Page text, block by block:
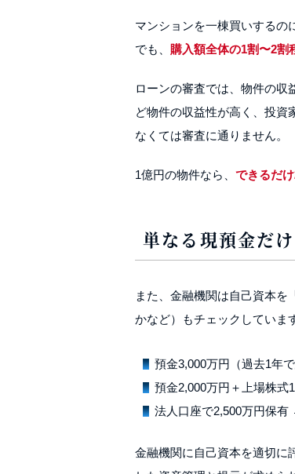
マンションを一棟買いするの
でも、
購入額全体の1割〜2割
ローンの審査では、物件の収
ど物件の収益性が高く、投資
なくては審査に通りません。
1億円の物件なら、 できるだ
単なる現預金だ
また、金融機関は自己資本
かなど）もチェックしていま
預金3,000万円（過去1年
預金2,000万円＋上場株
法人口座で2,500万円保
金融機関に自己資本を適切に